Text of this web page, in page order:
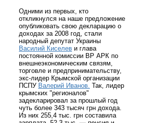
Одними из первых, кто
откликнулся на наше предложение
опубликовать свою декларацию о
доходах за 2008 год, стали
народный депутат Украины
Василий Киселев и глава
постоянной комиссии ВР АРК по
внешнеэкономическим связям,
торговле и предпринимательству,
экс-лидер Крымской организации
ПСПУ Валерий Иванов. Так, лидер
крымских "регионалов"
задекларировал за прошлый год
чуть более 343 тысяч грн дохода.
Из них 255,4 тыс. грн составила